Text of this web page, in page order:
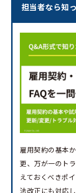
担当者なら知
雇用契約の基本
更、万が一のト
えておくべきポ
法改正にも対応